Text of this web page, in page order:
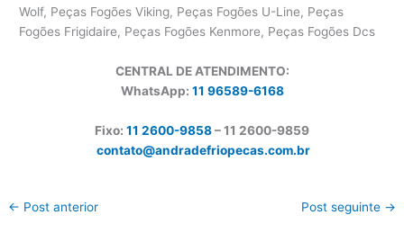
Wolf, Peças Fogões Viking, Peças Fogões U-Line, Peças
Fogões Frigidaire, Peças Fogões Kenmore, Peças Fogões Dcs
CENTRAL DE ATENDIMENTO:
WhatsApp: 11 96589-6168
Fixo: 11 2600-9858– 11 2600-9859
contato@andradefriopecas.com.br
← Post anterior Post seguinte →